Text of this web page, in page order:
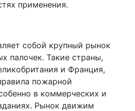
применения.
собой крупный рынок
палочек. Такие страны,
и Франция,
пожарной
в коммерческих и
Рынок движим